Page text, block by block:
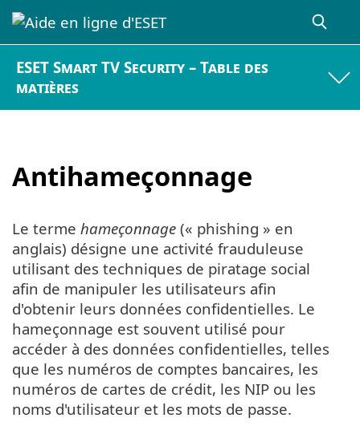
ESET Smart TV Security – Table des
matières
Antihameçonnage
Le terme hameçonnage (« phishing » en
anglais) désigne une activité frauduleuse
utilisant des techniques de piratage social
afin de manipuler les utilisateurs afin
d'obtenir leurs données confidentielles. Le
hameçonnage est souvent utilisé pour
accéder à des données confidentielles, telles
que les numéros de comptes bancaires, les
numéros de cartes de crédit, les NIP ou les
noms d'utilisateur et les mots de passe.